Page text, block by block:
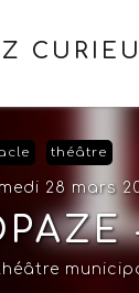
théâtre
28 mars